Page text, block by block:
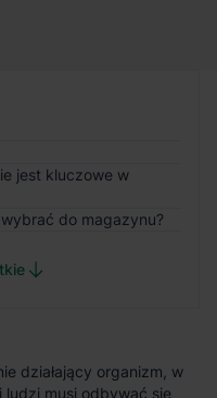
jest kluczowe w
do magazynu?